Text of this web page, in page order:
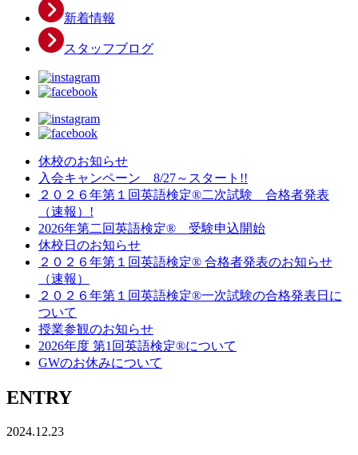
新着情報
スタッフブログ
休校のお知らせ
入会キャンペーン 8/27～スタート!!
２０２６年第１回英語検定®二次試験 合格者発表
（速報）!
2026年第二回英語検定® 受験申込開始
休校日のお知らせ
２０２６年第１回英語検定® 合格者発表のお知らせ
（速報）
２０２６年第１回英語検定®一次試験の合格発表日に
ついて
授業参観のお知らせ
2026年度 第1回英語検定®について
GWのお休みについて
ENTRY
2024.12.23